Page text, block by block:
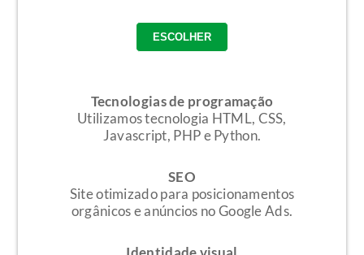
Tecnologias de programação
Utilizamos tecnologia HTML, CSS,
Javascript, PHP e Python.
SEO
Site otimizado para posicionamentos
orgânicos e anúncios no Google Ads.